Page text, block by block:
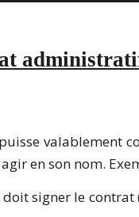
valablement
en son nom.
doit signer le